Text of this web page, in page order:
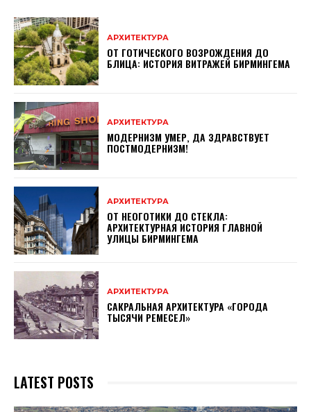
АРХИТЕКТУРА
ОТ ГОТИЧЕСКОГО ВОЗРОЖДЕНИЯ ДО
БЛИЦА: ИСТОРИЯ ВИТРАЖЕЙ БИРМИНГЕМА
АРХИТЕКТУРА
МОДЕРНИЗМ УМЕР, ДА ЗДРАВСТВУЕТ
ПОСТМОДЕРНИЗМ!
АРХИТЕКТУРА
ОТ НЕОГОТИКИ ДО СТЕКЛА:
АРХИТЕКТУРНАЯ ИСТОРИЯ ГЛАВНОЙ
УЛИЦЫ БИРМИНГЕМА
АРХИТЕКТУРА
САКРАЛЬНАЯ АРХИТЕКТУРА «ГОРОДА
ТЫСЯЧИ РЕМЕСЕЛ»
LATEST POSTS